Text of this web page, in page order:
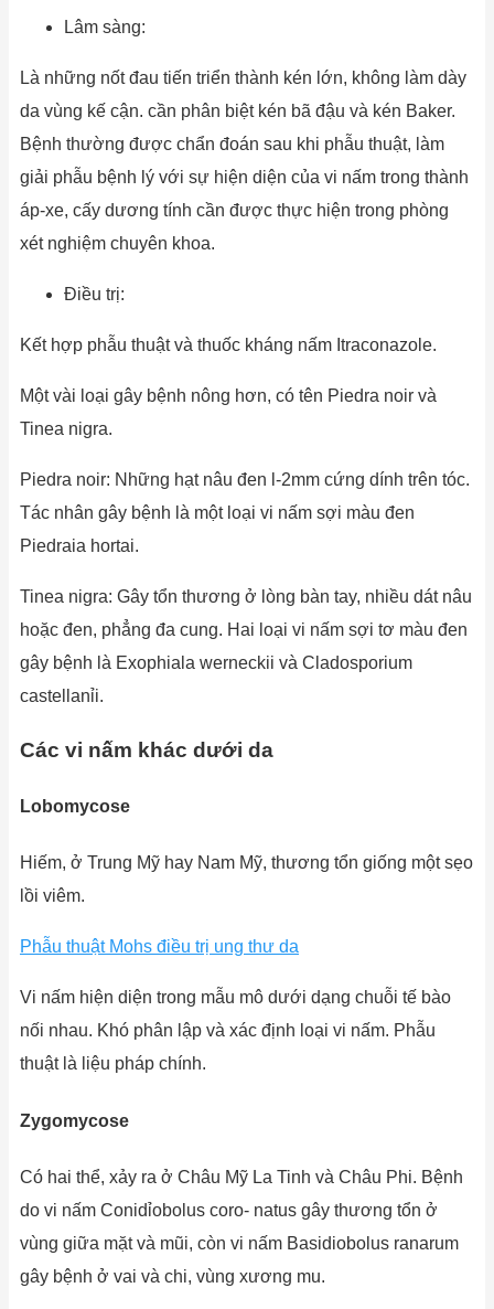
Lâm sàng:
Là những nốt đau tiến triển thành kén lớn, không làm dày
da vùng kế cận. cần phân biệt kén bã đậu và kén Baker.
Bệnh thường được chẩn đoán sau khi phẫu thuật, làm
giải phẫu bệnh lý với sự hiện diện của vi nấm trong thành
áp-xe, cấy dương tính cần được thực hiện trong phòng
xét nghiệm chuyên khoa.
Điều trị:
Kết hợp phẫu thuật và thuốc kháng nấm Itraconazole.
Một vài loại gây bệnh nông hơn, có tên Piedra noir và
Tinea nigra.
Piedra noir: Những hạt nâu đen l-2mm cứng dính trên tóc.
Tác nhân gây bệnh là một loại vi nấm sợi màu đen
Piedraia hortai.
Tinea nigra: Gây tổn thương ở lòng bàn tay, nhiều dát nâu
hoặc đen, phẳng đa cung. Hai loại vi nấm sợi tơ màu đen
gây bệnh là Exophiala werneckii và Cladosporium
castellanỉi.
Các vi nấm khác dưới da
Lobomycose
Hiếm, ở Trung Mỹ hay Nam Mỹ, thương tổn giống một sẹo
lồi viêm.
Phẫu thuật Mohs điều trị ung thư da
Vi nấm hiện diện trong mẫu mô dưới dạng chuỗi tế bào
nối nhau. Khó phân lập và xác định loại vi nấm. Phẫu
thuật là liệu pháp chính.
Zygomycose
Có hai thể, xảy ra ở Châu Mỹ La Tinh và Châu Phi. Bệnh
do vi nấm Conidỉobolus coro- natus gây thương tổn ở
vùng giữa mặt và mũi, còn vi nấm Basidiobolus ranarum
gây bệnh ở vai và chi, vùng xương mu.